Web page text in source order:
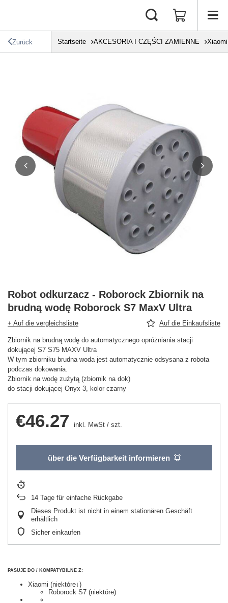
Zurück Startseite AKCESORIA I CZĘŚCI ZAMIENNE Xiaomi
Robot odkurzacz - Roborock Zbiornik na
brudną wodę Roborock S7 MaxV Ultra
+ Auf die vergleichsliste Auf die Einkaufsliste
Zbiornik na brudną wodę do automatycznego opróżniania stacji
dokującej S7 S75 MAXV Ultra
W tym zbiorniku brudna woda jest automatycznie odsysana z robota
podczas dokowania.
Zbiornik na wodę zużytą (zbiornik na dok)
do stacji dokującej Onyx 3, kolor czarny
€46.27 inkl. MwSt / szt.
über die Verfügbarkeit informieren
14 Tage für einfache Rückgabe
Dieses Produkt ist nicht in einem stationären Geschäft
erhältlich
Sicher einkaufen
PASUJE DO / KOMPATYBILNE Z:
Xiaomi (niektóre↓)
Roborock S7 (niektóre)